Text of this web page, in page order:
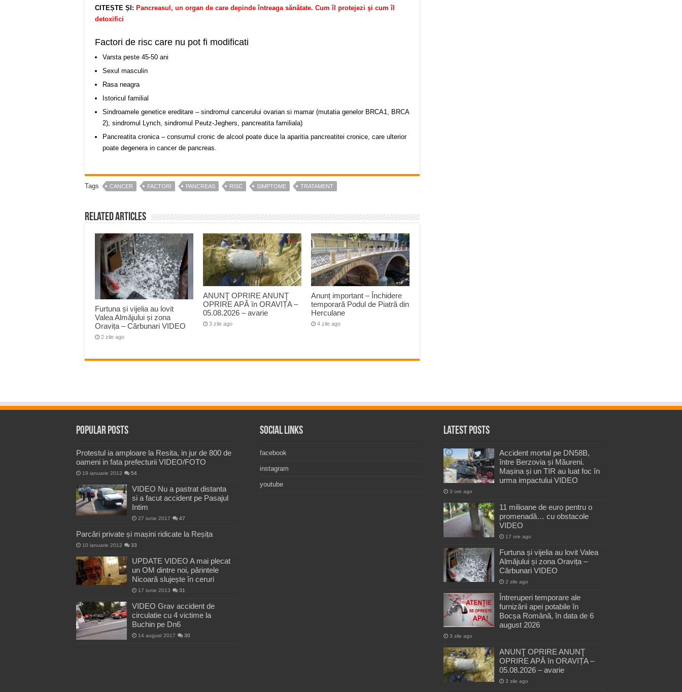
CITEȘTE ȘI: Pancreasul, un organ de care depinde întreaga sănătate. Cum îl protejezi şi cum îl
detoxifici
Factori de risc care nu pot fi modificati
Varsta peste 45-50 ani
Sexul masculin
Rasa neagra
Istoricul familial
Sindroamele genetice ereditare – sindromul cancerului ovarian si mamar (mutatia genelor BRCA1, BRCA
2), sindromul Lynch, sindromul Peutz-Jeghers, pancreatita familiala)
Pancreatita cronica – consumul cronic de alcool poate duce la aparitia pancreatitei cronice, care ulterior
poate degenera in cancer de pancreas.
Tags CANCER FACTORI PANCREAS RISC SIMPTOME TRATAMENT
Related Articles
Furtuna și vijelia au lovit
Valea Almăjului și zona
Oravița – Cărbunari VIDEO
2 zile ago
ANUNŢ OPRIRE ANUNŢ
OPRIRE APĂ în ORAVIȚA –
05.08.2026 – avarie
3 zile ago
Anunț important – Închidere
temporară Podul de Piatră din
Herculane
4 zile ago
Popular Posts
Protestul ia amploare la Resita, in jur de 800 de
oameni in fata prefecturii VIDEO/FOTO
19 ianuarie 2012 54
VIDEO Nu a pastrat distanta
si a facut accident pe Pasajul
Intim
27 iunie 2017 47
Parcări private și mașini ridicate la Reșița
10 ianuarie 2012 33
UPDATE VIDEO A mai plecat
un OM dintre noi, părintele
Nicoară slujește în ceruri
17 iunie 2013 31
VIDEO Grav accident de
circulatie cu 4 victime la
Buchin pe Dn6
14 august 2017 30
Social Links
facebook
instagram
youtube
Latest Posts
Accident mortal pe DN58B,
între Berzovia și Măureni.
Mașina și un TIR au luat foc în
urma impactului VIDEO
3 ore ago
11 milioane de euro pentru o
promenadă… cu obstacole
VIDEO
17 ore ago
Furtuna și vijelia au lovit Valea
Almăjului și zona Oravița –
Cărbunari VIDEO
2 zile ago
Întreruperi temporare ale
furnizării apei potabile în
Bocșa Română, în data de 6
august 2026
3 zile ago
ANUNŢ OPRIRE ANUNŢ
OPRIRE APĂ în ORAVIȚA –
05.08.2026 – avarie
3 zile ago